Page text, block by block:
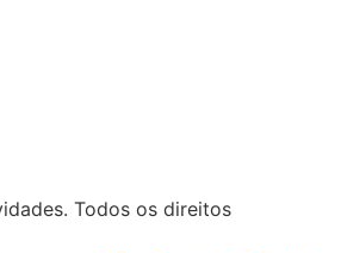
Todos os direitos